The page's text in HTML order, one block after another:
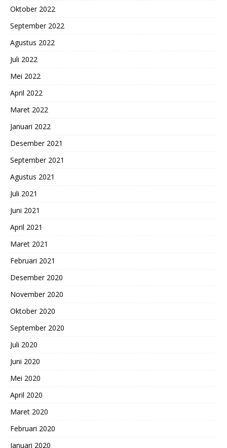
Oktober 2022
September 2022
Agustus 2022
Juli 2022
Mei 2022
April 2022
Maret 2022
Januari 2022
Desember 2021
September 2021
Agustus 2021
Juli 2021
Juni 2021
April 2021
Maret 2021
Februari 2021
Desember 2020
November 2020
Oktober 2020
September 2020
Juli 2020
Juni 2020
Mei 2020
April 2020
Maret 2020
Februari 2020
Januari 2020